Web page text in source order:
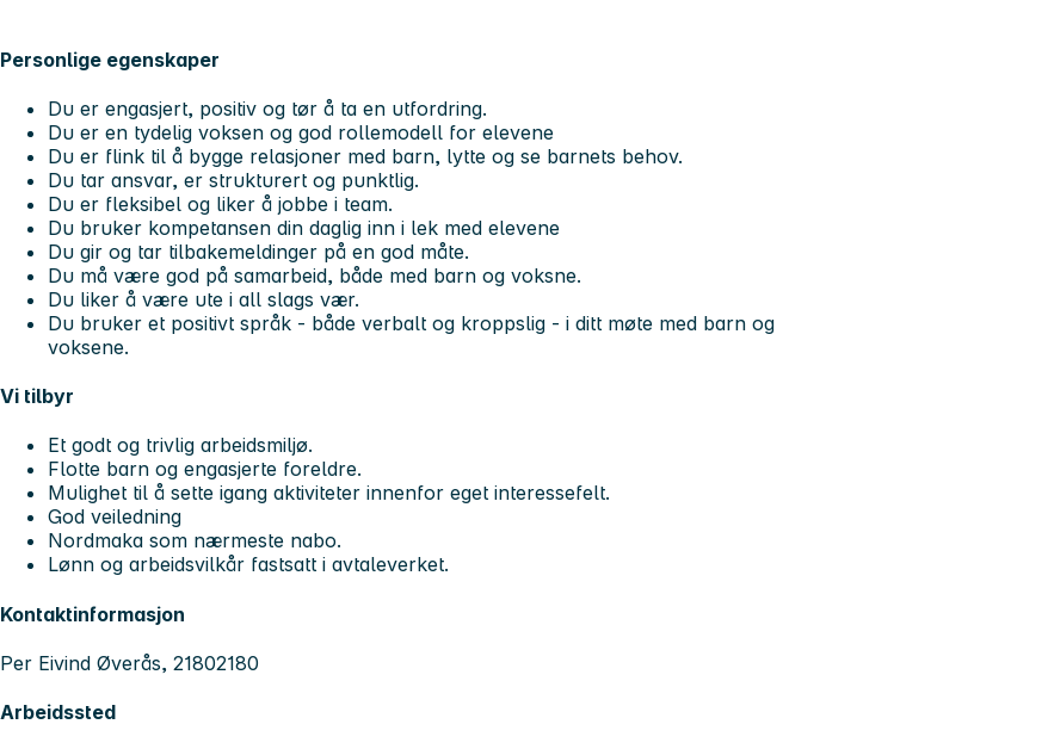
Personlige egenskaper
Du er engasjert, positiv og tør å ta en utfordring.
Du er en tydelig voksen og god rollemodell for elevene
Du er flink til å bygge relasjoner med barn, lytte og se barnets behov.
Du tar ansvar, er strukturert og punktlig.
Du er fleksibel og liker å jobbe i team.
Du bruker kompetansen din daglig inn i lek med elevene
Du gir og tar tilbakemeldinger på en god måte.
Du må være god på samarbeid, både med barn og voksne.
Du liker å være ute i all slags vær.
Du bruker et positivt språk - både verbalt og kroppslig - i ditt møte med barn og
voksene.
Vi tilbyr
Et godt og trivlig arbeidsmiljø.
Flotte barn og engasjerte foreldre.
Mulighet til å sette igang aktiviteter innenfor eget interessefelt.
God veiledning
Nordmaka som nærmeste nabo.
Lønn og arbeidsvilkår fastsatt i avtaleverket.
Kontaktinformasjon
Per Eivind Øverås, 21802180
Arbeidssted